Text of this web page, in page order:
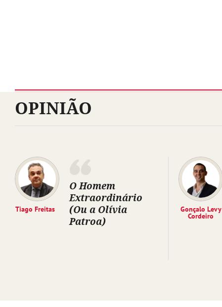
OPINIÃO
Tiago Freitas
O Homem
Extraordinário
(Ou a Olívia
Patroa)
Gonçalo Levy
Cordeiro